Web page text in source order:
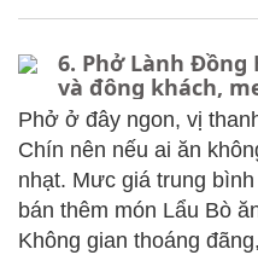
6. Phở Lành Đồng
và đông khách,
Phở ở đây ngon, vị
Chín nên nếu ai ăn
nhạt. Mưc giá trung
bán thêm món Lẩu Bò
Không gian thoáng